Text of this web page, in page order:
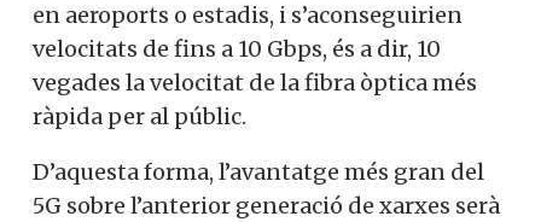
en aeroports o estadis, i s’aconseguirien
velocitats de fins a 10 Gbps, és a dir, 10
vegades la velocitat de la fibra òptica més
ràpida per al públic.
D’aquesta forma, l’avantatge més gran del
5G sobre l’anterior generació de xarxes serà